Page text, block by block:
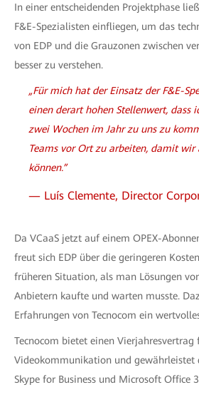
In einer entscheidenden Projektphase
F&E-Spezialisten einfliegen, um das
von EDP und die Grauzonen zwischen
besser zu verstehen.
„Für mich hat der Einsatz der F&E-
einen derart hohen Stellenwert, dass
zwei Wochen im Jahr zu uns zu
Teams vor Ort zu arbeiten, damit wir
können.”
— Luís Clemente, Director
Da VCaaS jetzt auf einem OPEX-
freut sich EDP über die geringeren
früheren Situation, als man Lösungen
Anbietern kaufte und warten musste.
Erfahrungen von Tecnocom ein
Tecnocom bietet einen
Videokommunikation und
Skype for Business und Microsoft Office